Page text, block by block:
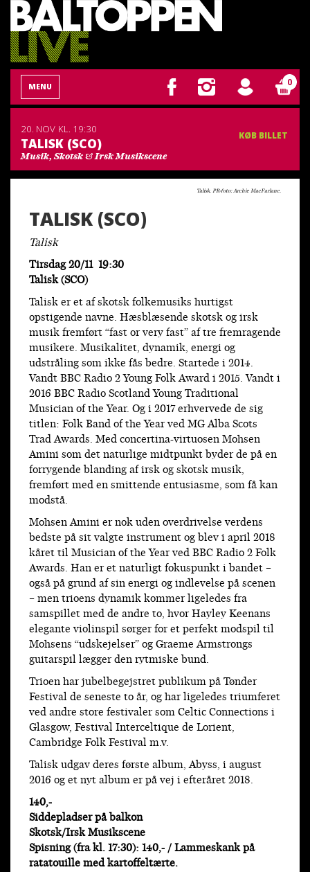
MENU 0
20. NOV KL. 19:30
TALISK (SCO)
Musik, Skotsk & Irsk Musikscene
KØB BILLET
Talisk. PR-foto: Archie MacFarlane.
TALISK (SCO)
Talisk
Tirsdag 20/11 19:30
Talisk (SCO)
Talisk er et af skotsk folkemusiks hurtigst
opstigende navne. Hæsblæsende skotsk og irsk
musik fremført “fast or very fast” af tre fremragende
musikere. Musikalitet, dynamik, energi og
udstråling som ikke fås bedre. Startede i 2014.
Vandt BBC Radio 2 Young Folk Award i 2015. Vandt i
2016 BBC Radio Scotland Young Traditional
Musician of the Year. Og i 2017 erhvervede de sig
titlen: Folk Band of the Year ved MG Alba Scots
Trad Awards. Med concertina-virtuosen Mohsen
Amini som det naturlige midtpunkt byder de på en
forrygende blanding af irsk og skotsk musik,
fremført med en smittende entusiasme, som få kan
modstå.
Mohsen Amini er nok uden overdrivelse verdens
bedste på sit valgte instrument og blev i april 2018
kåret til Musician of the Year ved BBC Radio 2 Folk
Awards. Han er et naturligt fokuspunkt i bandet –
også på grund af sin energi og indlevelse på scenen
– men trioens dynamik kommer ligeledes fra
samspillet med de andre to, hvor Hayley Keenans
elegante violinspil sørger for et perfekt modspil til
Mohsens “udskejelser” og Graeme Armstrongs
guitarspil lægger den rytmiske bund.
Trioen har jubelbegejstret publikum på Tønder
Festival de seneste to år, og har ligeledes triumferet
ved andre store festivaler som Celtic Connections i
Glasgow, Festival Interceltique de Lorient,
Cambridge Folk Festival m.v.
Talisk udgav deres første album, Abyss, i august
2016 og et nyt album er på vej i efteråret 2018.
140,-
Siddepladser på balkon
Skotsk/Irsk Musikscene
Spisning (fra kl. 17:30): 140,- / Lammeskank på
ratatouille med kartoffeltærte.